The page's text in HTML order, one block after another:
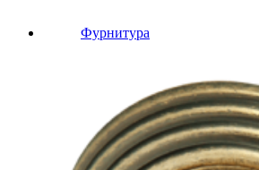
Фурнитура